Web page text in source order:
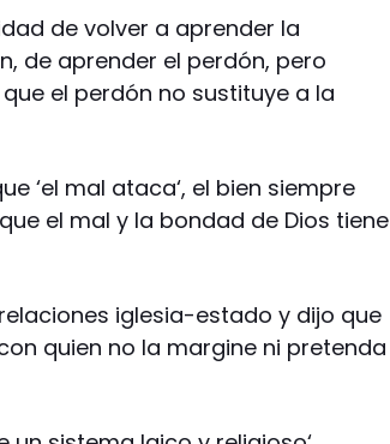
de volver a aprender la
de aprender el perdón, pero
el perdón no sustituye a la
‘el mal ataca‘, el bien siempre
el mal y la bondad de Dios tiene
iglesia-estado y dijo que
quien no la margine ni pretenda